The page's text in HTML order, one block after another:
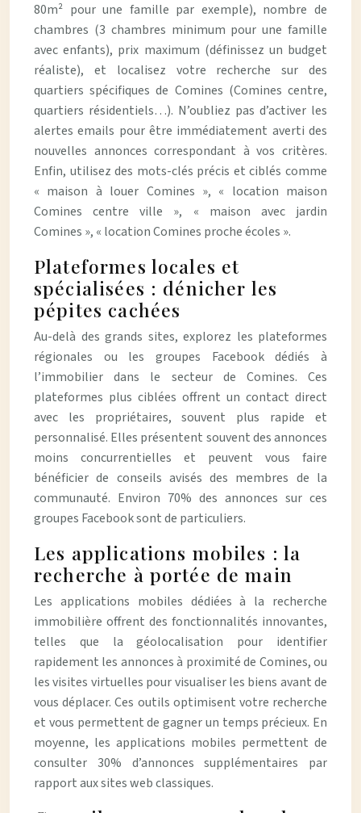
80m² pour une famille par exemple), nombre de
chambres (3 chambres minimum pour une famille
avec enfants), prix maximum (définissez un budget
réaliste), et localisez votre recherche sur des
quartiers spécifiques de Comines (Comines centre,
quartiers résidentiels…). N’oubliez pas d’activer les
alertes emails pour être immédiatement averti des
nouvelles annonces correspondant à vos critères.
Enfin, utilisez des mots-clés précis et ciblés comme
« maison à louer Comines », « location maison
Comines centre ville », « maison avec jardin
Comines », « location Comines proche écoles ».
Plateformes locales et
spécialisées : dénicher les
pépites cachées
Au-delà des grands sites, explorez les plateformes
régionales ou les groupes Facebook dédiés à
l’immobilier dans le secteur de Comines. Ces
plateformes plus ciblées offrent un contact direct
avec les propriétaires, souvent plus rapide et
personnalisé. Elles présentent souvent des annonces
moins concurrentielles et peuvent vous faire
bénéficier de conseils avisés des membres de la
communauté. Environ 70% des annonces sur ces
groupes Facebook sont de particuliers.
Les applications mobiles : la
recherche à portée de main
Les applications mobiles dédiées à la recherche
immobilière offrent des fonctionnalités innovantes,
telles que la géolocalisation pour identifier
rapidement les annonces à proximité de Comines, ou
les visites virtuelles pour visualiser les biens avant de
vous déplacer. Ces outils optimisent votre recherche
et vous permettent de gagner un temps précieux. En
moyenne, les applications mobiles permettent de
consulter 30% d’annonces supplémentaires par
rapport aux sites web classiques.